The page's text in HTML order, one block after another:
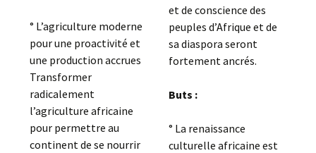
° L’agriculture moderne
pour une proactivité et
une production accrues
Transformer
radicalement
l’agriculture africaine
pour permettre au
continent de se nourrir
et de conscience des
peuples d’Afrique et de
sa diaspora seront
fortement ancrés.
Buts :
° La renaissance
culturelle africaine est